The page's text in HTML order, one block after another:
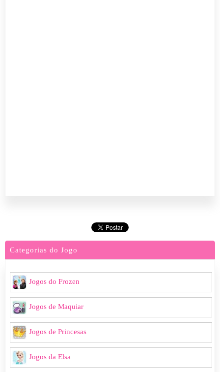
Categorias do Jogo
Jogos do Frozen
Jogos de Maquiar
Jogos de Princesas
Jogos da Elsa